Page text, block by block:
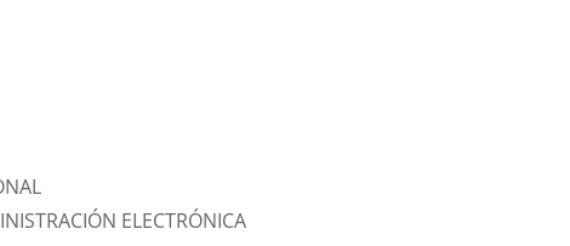
ELECTRÓNICA